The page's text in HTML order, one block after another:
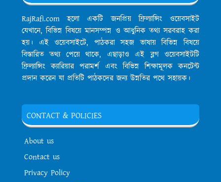
RajRafi.com হলো একটি জনপ্রিয় ফ্রিল্যান্সিং ওয়েবসাইট
যেখানে, বিভিন্ন বিষয়ে মানসম্পন্ন ও আধুনিক তথ্য সরবরাহ করা
হয়। এই ওয়েবসাইটে, পাঠকরা সহজ ভাষায় বিভিন্ন বিষয়ে
বিস্তারিত তথ্য পেয়ে থাকে, এছাড়াও এই ব্লগ ওয়েবসাইটটি
ফ্রিল্যান্সিং ক্যারিয়ার পরামর্শ এবং বিভিন্ন শিক্ষামূলক কনটেন্ট
প্রদান করেন যা প্রতিটি পাঠকদের জন্য উন্নতির পথে সহায়ক।
CONTACT & POLICIES
About us
Contact us
Privacy Policy